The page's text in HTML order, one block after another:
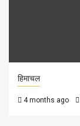
हिमाचल
4 months ago